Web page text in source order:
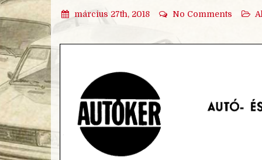
március 27th, 2018 No Comments